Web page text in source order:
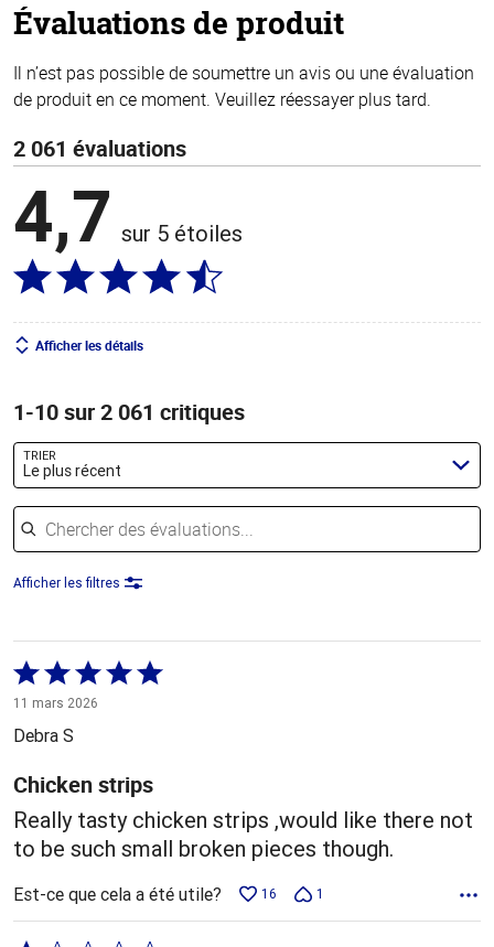
Évaluations de produit
Il n’est pas possible de soumettre un avis ou une évaluation
de produit en ce moment. Veuillez réessayer plus tard.
2 061 évaluations
4,7 sur 5 étoiles
Afficher les détails
1-10 sur 2 061 critiques
TRIER
Le plus récent
Chercher des évaluations
Afficher les filtres
Coté
5 sur
5
11 mars 2026
Debra S
Chicken strips
Really tasty chicken strips ,would like there not
to be such small broken pieces though.
Est-ce que cela a été utile? 16 1